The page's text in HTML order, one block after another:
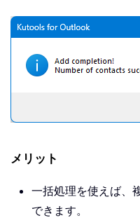
メリット
一括処理を使えば、
できます。